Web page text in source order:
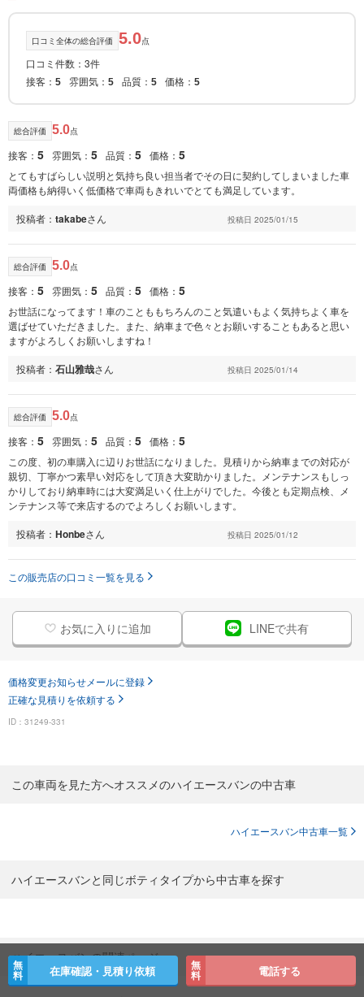
口コミ全体の総合評価 5.0点
口コミ件数：3件
接客： 5 雰囲気： 5 品質： 5 価格： 5
総合評価 5.0点
接客： 5 雰囲気： 5 品質： 5 価格： 5
とてもすばらしい説明と気持ち良い担当者でその日に契約してしまいました車
両価格も納得いく低価格で車両もきれいでとても満足しています。
投稿者： takabeさん 投稿日 2025/01/15
総合評価 5.0点
接客： 5 雰囲気： 5 品質： 5 価格： 5
お世話になってます！車のことももちろんのこと気遣いもよく気持ちよく車を
選ばせていただきました。また、納車まで色々とお願いすることもあると思い
ますがよろしくお願いしますね！
投稿者： 石山雅哉さん 投稿日 2025/01/14
総合評価 5.0点
接客： 5 雰囲気： 5 品質： 5 価格： 5
この度、初の車購入に辺りお世話になりました。見積りから納車までの対応が
親切、丁寧かつ素早い対応をして頂き大変助かりました。メンテナンスもしっ
かりしており納車時には大変満足いく仕上がりでした。今後とも定期点検、メ
ンテナンス等で来店するのでよろしくお願いします。
投稿者： Honbeさん 投稿日 2025/01/12
この販売店の口コミ一覧を見る
お気に入りに追加 LINEで共有
価格変更お知らせメールに登録
正確な見積りを依頼する
ID：31249-331
この車両を見た方へオススメのハイエースバンの中古車
ハイエースバン中古車一覧
ハイエースバンと同じボティタイプから中古車を探す
ハイエースバンの関連ページ
無
料 在庫確認・見積り依頼 無
料 電話する